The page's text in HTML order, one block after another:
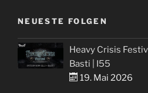
NEUESTE FOLGEN
Heavy Crisis
Basti | I55
19. Mai 2026